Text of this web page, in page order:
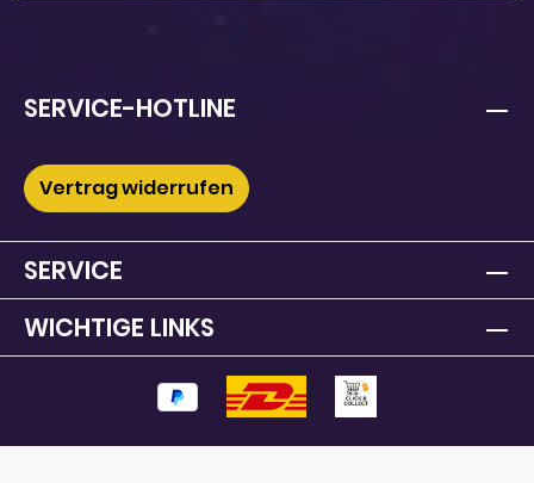
SERVICE-HOTLINE
Vertrag widerrufen
SERVICE
WICHTIGE LINKS